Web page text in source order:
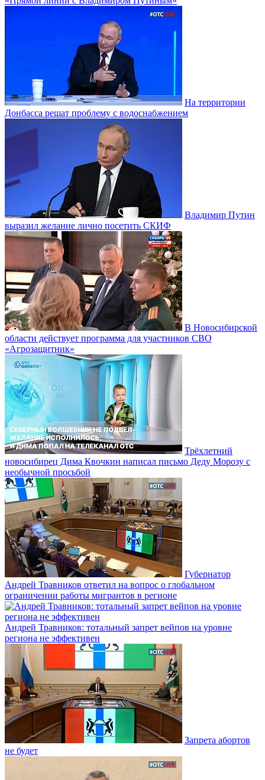
На территории
Донбасса решат проблему с водоснабжением
Владимир Путин
выразил желание лично посетить СКИФ
В Новосибирской
области действует программа для участников СВО
«Агрозащитник»
Трёхлетний
новосибирец Дима Квочкин написал письмо Деду Морозу с
необычной просьбой
Губернатор
Андрей Травников ответил на вопрос о глобальном
ограничении работы мигрантов в регионе
Андрей Травников: тотальный запрет вейпов на уровне
региона не эффективен
Запрета абортов
не будет